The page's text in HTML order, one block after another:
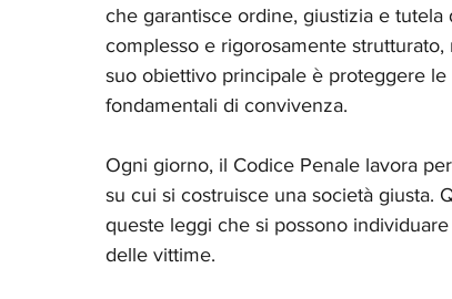
che garantisce ordine, giustizia e
complesso e rigorosamente
suo obiettivo principale è proteggere
fondamentali di convivenza.
Ogni giorno, il Codice Penale lavora
su cui si costruisce una società giusta.
queste leggi che si possono
delle vittime.